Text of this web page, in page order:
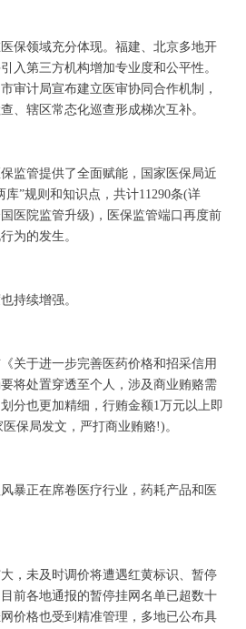
保领域充分体现。福建、北京多地开
入第三方机构增加专业度和公平性。
审计局宣布建立医审协同合作机制，
、辖区常态化巡查形成梯次互补。
监管提供了全面赋能，国家医保局近
库”规则和知识点，共计11290条(详
医院监管升级)，医保监管端口再度前
为的发生。
持续增强。
关于进一步完善医药价格和招采信用
将处置穿透至个人，涉及商业贿赂需
分也更加精细，行贿金额1万元以上即
保局发文，严打商业贿赂!)。
暴正在席卷医疗行业，药耗产品和医
，未及时调价将遭遇红黄标识、暂停
前各地通报的暂停挂网名单已超数十
价格也受到精准管理，多地已公布具